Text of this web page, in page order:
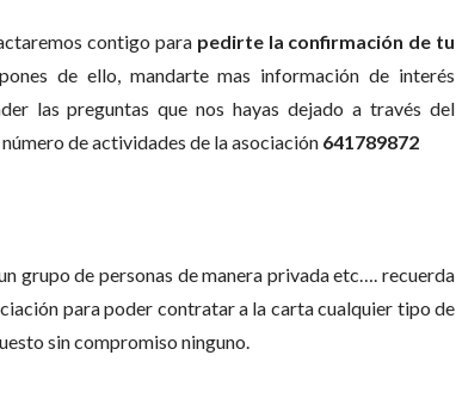
contigo parapedirte la confirmación de tu
de ello, mandarte mas información de interés
las preguntas que nos hayas dejado a través del
de actividades de la asociación 641789872
grupo de personas de manera privada etc…. recuerda
para poder contratar a la carta cualquier tipo de
sin compromiso ninguno.